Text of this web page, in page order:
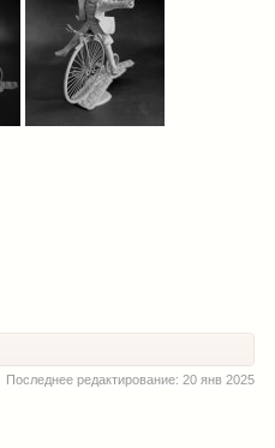
Последнее редактирование: 20 янв 2025